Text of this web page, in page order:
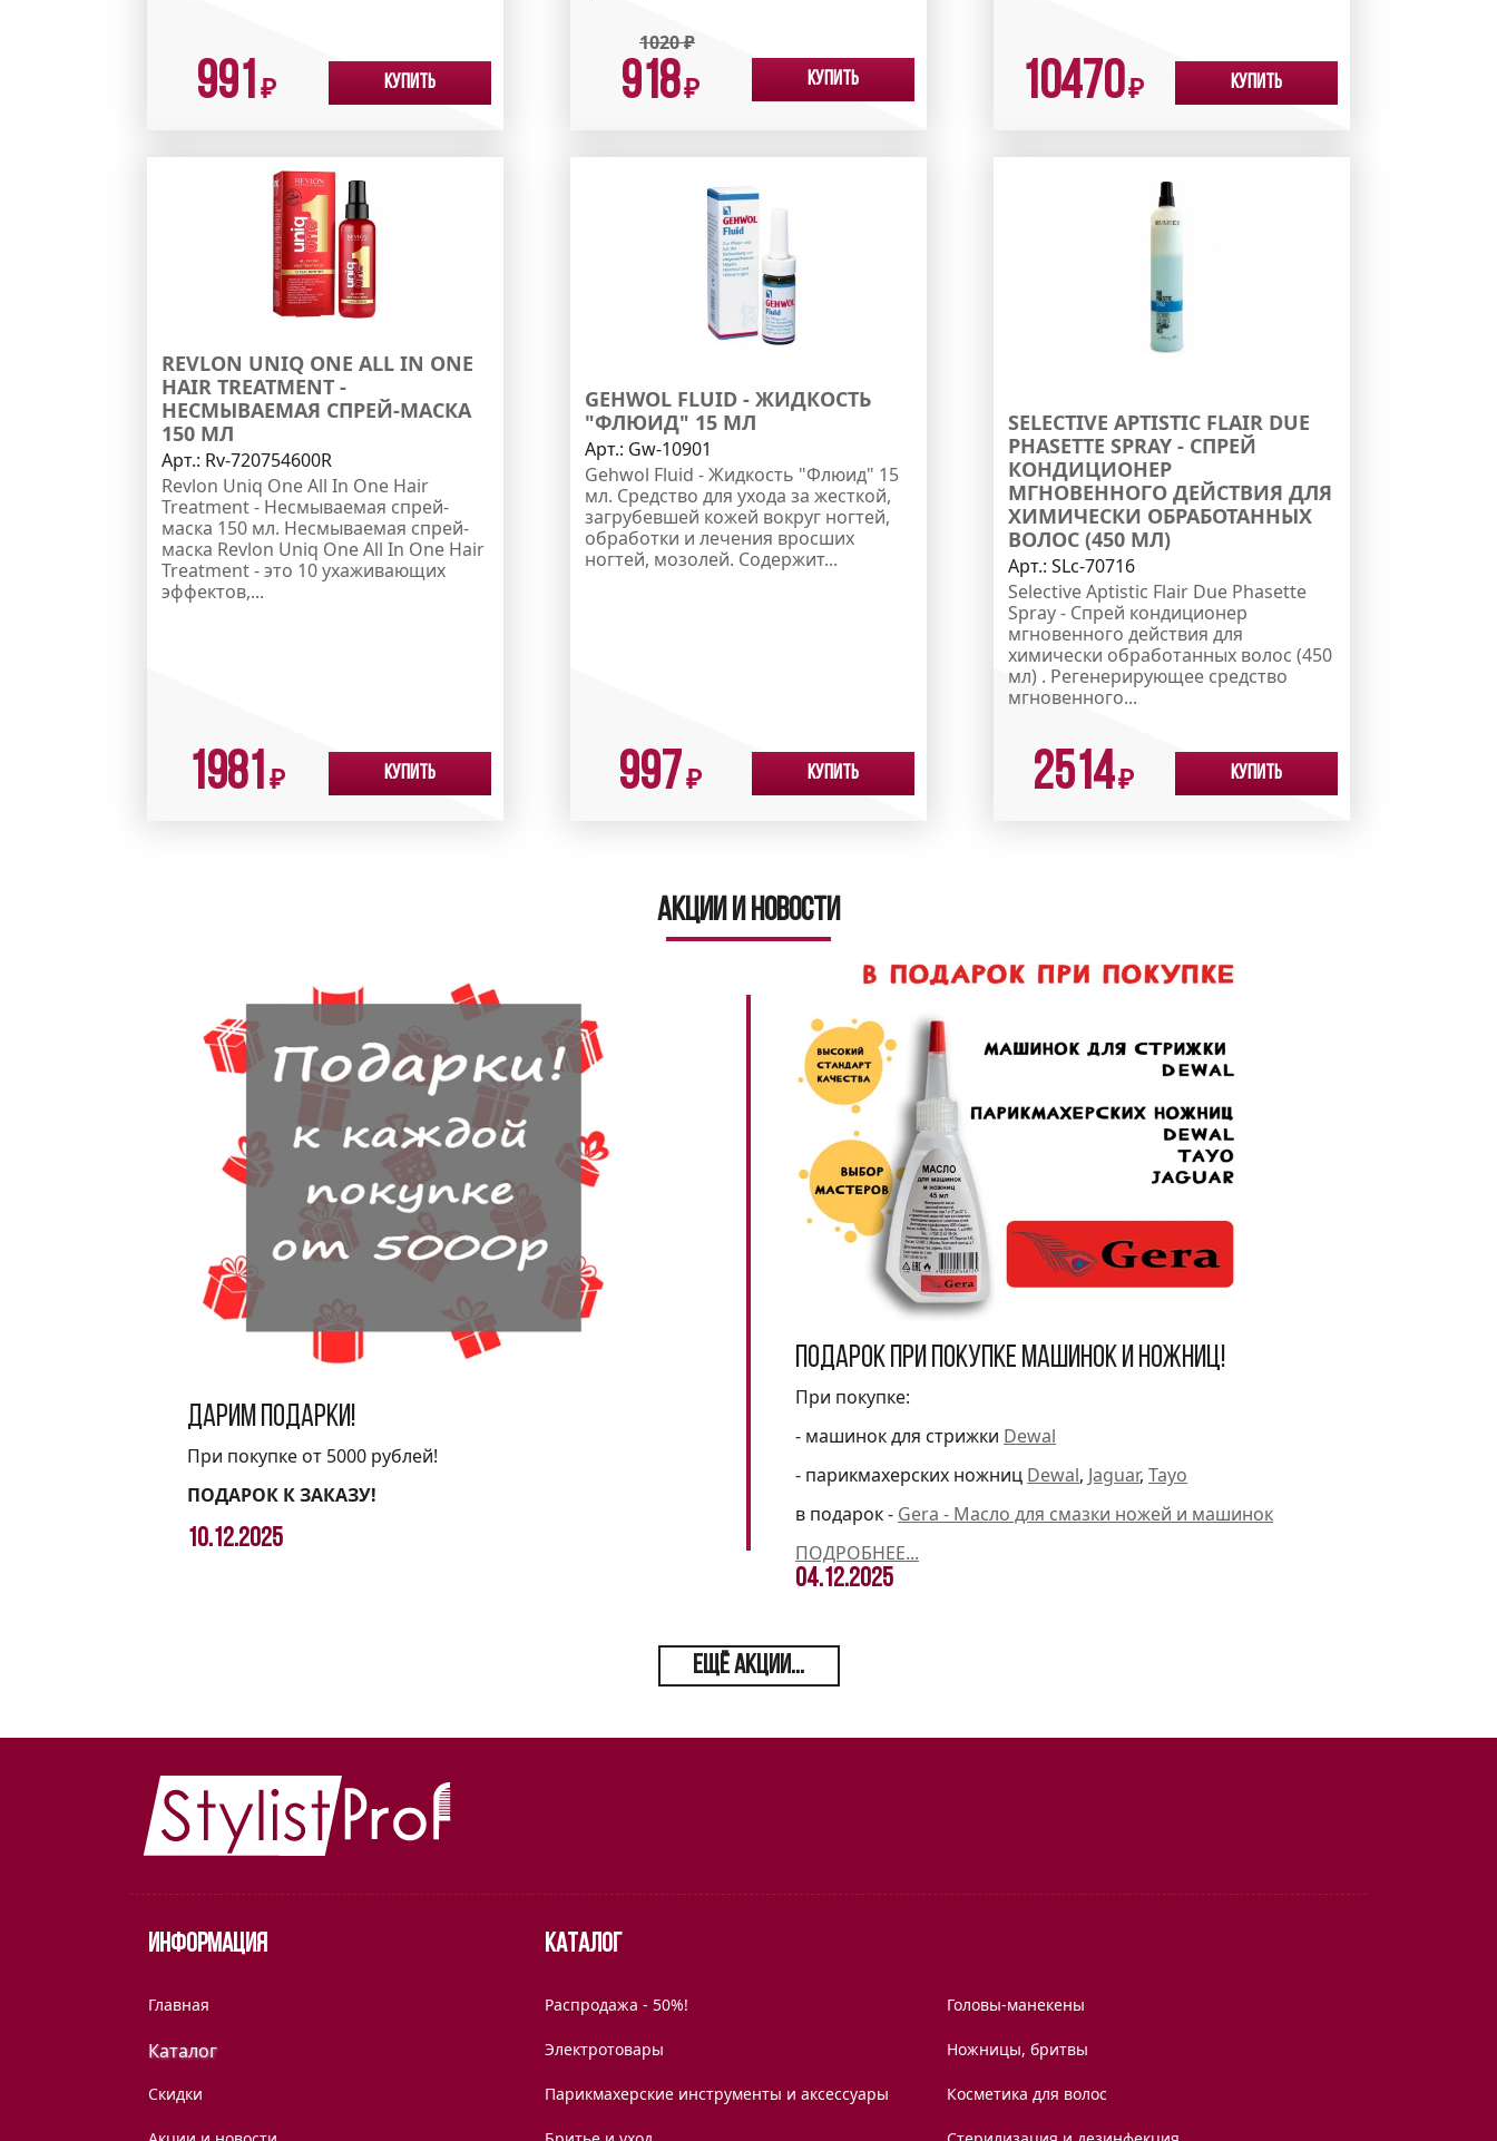
991 ₽ Купить
1020₽
918₽ Купить 10470₽ Купить
REVLON UNIQ ONE ALL IN ONE
HAIR TREATMENT -
НЕСМЫВАЕМАЯ СПРЕЙ-МАСКА
150 МЛ
Арт.: Rv-720754600R
Revlon Uniq One All In One Hair
Treatment - Несмываемая спрей-
маска 150 мл. Несмываемая спрей-
маска Revlon Uniq One All In One Hair
Treatment - это 10 ухаживающих
эффектов,...
1981 ₽ Купить
GEHWOL FLUID - ЖИДКОСТЬ
"ФЛЮИД" 15 МЛ
Арт.: Gw-10901
Gehwol Fluid - Жидкость "Флюид" 15
мл. Средство для ухода за жесткой,
загрубевшей кожей вокруг ногтей,
обработки и лечения вросших
ногтей, мозолей. Содержит...
997₽ Купить
SELECTIVE APTISTIC FLAIR DUE
PHASETTE SPRAY - СПРЕЙ
КОНДИЦИОНЕР
МГНОВЕННОГО ДЕЙСТВИЯ ДЛЯ
ХИМИЧЕСКИ ОБРАБОТАННЫХ
ВОЛОС (450 МЛ)
Арт.:SLc-70716
Selective Aptistic Flair Due Phasette
Spray - Спрей кондиционер
мгновенного действия для
химически обработанных волос (450
мл) . Регенерирующее средство
мгновенного...
2514₽ Купить
Акции и новости
Дарим подарки!
При покупке от 5000 рублей!
ПОДАРОК К ЗАКАЗУ!
10.12.2025
Подарок при покупке машинок и ножниц!
При покупке:
- машинок для стрижки Dewal
- парикмахерских ножниц Dewal, Jaguar, Tayo
в подарок - Gera - Масло для смазки ножей и машинок
ПОДРОБНЕЕ...
04.12.2025
ЕЩЁ АКЦИИ...
Информация Каталог
Главная
Каталог
Скидки
Распродажа - 50%! Головы-манекены
Электротовары Ножницы, бритвы
Парикмахерские инструменты и аксессуары Косметика для волос